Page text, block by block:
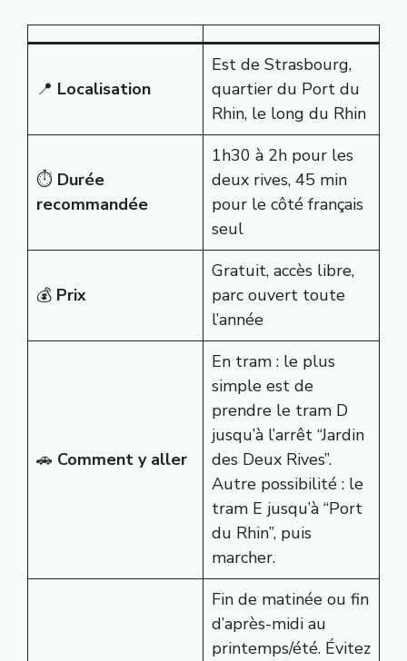
📍 Localisation
Est de Strasbourg,
quartier du Port du
Rhin, le long du Rhin
⏱️ Durée
recommandée
1h30 à 2h pour les
deux rives, 45 min
pour le côté français
seul
💰 Prix
Gratuit, accès libre,
parc ouvert toute
l’année
🚗 Comment y aller
En tram : le plus
simple est de
prendre le tram D
jusqu’à l’arrêt “Jardin
des Deux Rives”.
Autre possibilité : le
tram E jusqu’à “Port
du Rhin”, puis
marcher.
Fin de matinée ou fin
d’après-midi au
printemps/été. Évitez